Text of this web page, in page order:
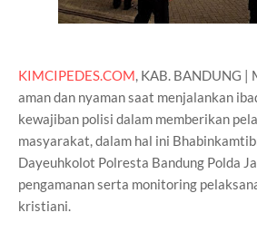
KIMCIPEDES.COM, KAB. BANDUNG |
aman dan nyaman saat menjalankan
kewajiban polisi dalam memberikan
masyarakat, dalam hal ini
Dayeuhkolot Polresta Bandung Polda
pengamanan serta monitoring
kristiani.